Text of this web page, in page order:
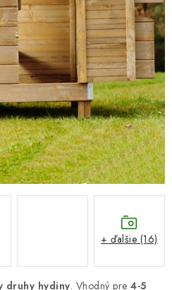
Kontakt
Blog
podmienky
súťaží na Facebooku
druhy hydiny. Vhodný pre 4-5
+ ďalšie (16)